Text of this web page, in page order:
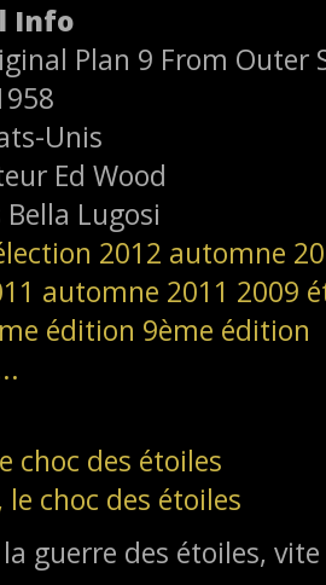
Info
Plan 9 From Outer
Unis
Ed Wood
Bella Lugosi
2012 automne
automne 2011 2009
édition 9ème édition
choc des étoiles
guerre des étoiles,